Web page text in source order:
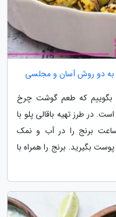
به دو روش آسان و مجلسی
بگوییم که طعم گوشت چرخ
در طرز تهیه باقالی پلو با
برنج را در آب و نمک
بگیرید. برنج را همراه با